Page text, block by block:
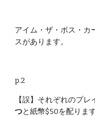
アイム・ザ・ボス・カ
スがあります。
p.2
【誤】それぞれのプ
つと紙幣$50を配ります